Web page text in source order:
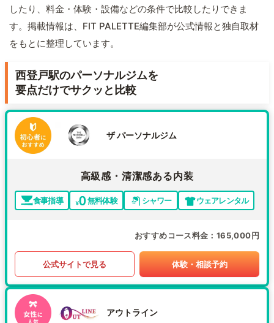
したり、料金・体験・設備などの条件で比較したりできま
す。掲載情報は、FIT PALETTE編集部が公式情報と独自取材
をもとに整理しています。
西登戸駅のパーソナルジムを
要点だけでサクッと比較
ザ パーソナルジム
高級感・清潔感ある内装
食事指導 無料体験 シャワー ウェアレンタル
おすすめコース料金 165,000円
公式サイトで見る 体験・相談予約
アウトライン